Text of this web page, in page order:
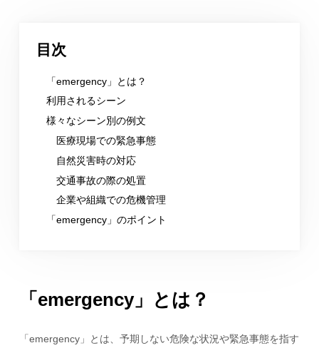
目次
「emergency」とは？
利用されるシーン
様々なシーン別の例文
医療現場での緊急事態
自然災害時の対応
交通事故の際の処置
企業や組織での危機管理
「emergency」のポイント
「emergency」とは？
「emergency」とは、予期しない危険な状況や緊急事態を指す